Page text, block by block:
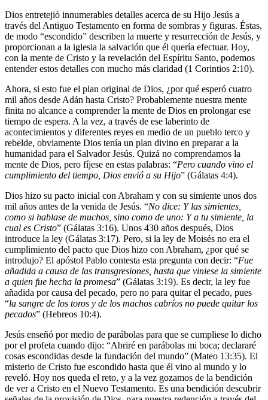
Dios entretejió innumerables detalles acerca de su Hijo Jesús a
través del Antiguo Testamento en forma de sombras y figuras. Éstas,
de modo “escondido” describen la muerte y resurrección de Jesús, y
proporcionan a la iglesia la salvación que él quería efectuar. Hoy,
con la mente de Cristo y la revelación del Espíritu Santo, podemos
entender estos detalles con mucho más claridad (1 Corintios 2:10).
Ahora, si esto fue el plan original de Dios, ¿por qué esperó cuatro
mil años desde Adán hasta Cristo? Probablemente nuestra mente
finita no alcance a comprender la mente de Dios en prolongar ese
tiempo de espera. A la vez, a través de ese laberinto de
acontecimientos y diferentes reyes en medio de un pueblo terco y
rebelde, obviamente Dios tenía un plan divino en preparar a la
humanidad para el Salvador Jesús. Quizá no comprendamos la
mente de Dios, pero fíjese en estas palabras: “Pero cuando vino el
cumplimiento del tiempo, Dios envió a su Hijo” (Gálatas 4:4).
Dios hizo su pacto inicial con Abraham y con su simiente unos dos
mil años antes de la venida de Jesús. “No dice: Y las simientes,
como si hablase de muchos, sino como de uno: Y a tu simiente, la
cual es Cristo” (Gálatas 3:16). Unos 430 años después, Dios
introduce la ley (Gálatas 3:17). Pero, si la ley de Moisés no era el
cumplimiento del pacto que Dios hizo con Abraham, ¿por qué se
introdujo? El apóstol Pablo contesta esta pregunta con decir: “Fue
añadida a causa de las transgresiones, hasta que viniese la simiente
a quien fue hecha la promesa” (Gálatas 3:19). Es decir, la ley fue
añadida por causa del pecado, pero no para quitar el pecado, pues
“la sangre de los toros y de los machos cabríos no puede quitar los
pecados” (Hebreos 10:4).
Jesús enseñó por medio de parábolas para que se cumpliese lo dicho
por el profeta cuando dijo: “Abriré en parábolas mi boca; declararé
cosas escondidas desde la fundación del mundo” (Mateo 13:35). El
misterio de Cristo fue escondido hasta que él vino al mundo y lo
reveló. Hoy nos queda el reto, y a la vez gozamos de la bendición
de ver a Cristo en el Nuevo Testamento. Es una bendición descubrir